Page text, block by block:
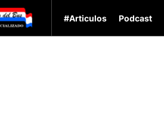
#Articulos Podcast